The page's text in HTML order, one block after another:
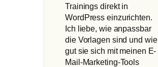
Trainings direkt in
WordPress einzurichten.
Ich liebe, wie anpassbar
die Vorlagen sind und wie
gut sie sich mit meinen E-
Mail-Marketing-Tools